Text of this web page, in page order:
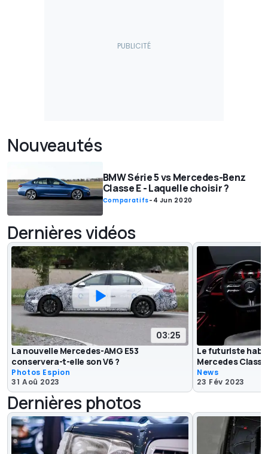
Nouveautés
BMW Série 5 vs Mercedes-Benz
Classe E - Laquelle choisir ?
Comparatifs- 4 Jun 2020
Dernières vidéos
03:25
La nouvelle Mercedes-AMG E53
conservera-t-elle son V6 ?
Photos Espion
31 Aoû 2023
Le futuriste
Mercedes
News
23 Fév 2023
Dernières photos